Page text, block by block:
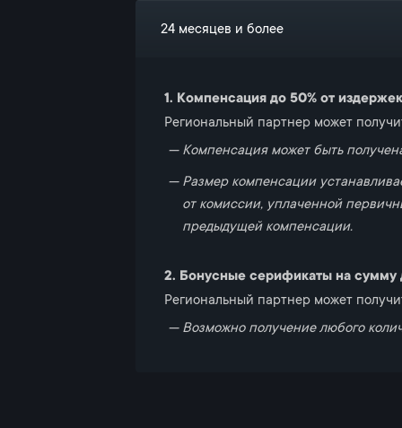
24 месяцев и более
1. Компенсация до 50% от
Региональный партнер может
Компенсация может быть
Размер компенсации
от комиссии, уплаченной
предыдущей компенсации.
2. Бонусные серификаты на сумму
Региональный партнер может
Возможно получение любого